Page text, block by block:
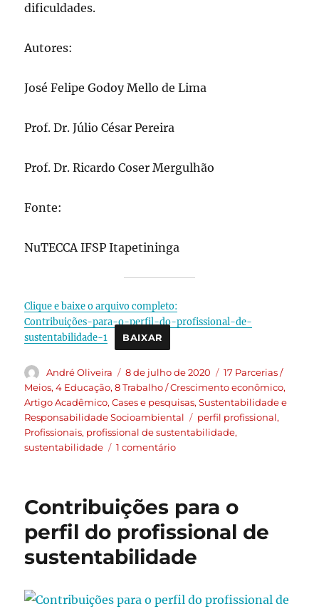
dificuldades.
Autores:
José Felipe Godoy Mello de Lima
Prof. Dr. Júlio César Pereira
Prof. Dr. Ricardo Coser Mergulhão
Fonte:
NuTECCA IFSP Itapetininga
Clique e baixe o arquivo completo:
Contribuições-para-o-perfil-do-profissional-de-
sustentabilidade-1
BAIXAR
André Oliveira 8 de julho de 2020
17 Parcerias /
Meios,4 Educação,8 Trabalho / Crescimento econômico,
Artigo Acadêmico,Cases e pesquisas,Sustentabilidade e
Responsabilidade Socioambiental
perfil profissional,
Profissionais, profissional de sustentabilidade,
sustentabilidade
1 comentário
Contribuições para o
perfil do profissional de
sustentabilidade